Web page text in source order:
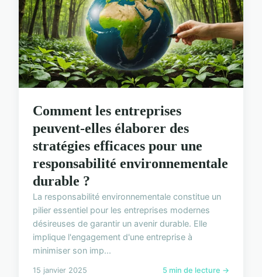
Comment les entreprises
peuvent-elles élaborer des
stratégies efficaces pour une
responsabilité environnementale
durable ?
La responsabilité environnementale constitue un
pilier essentiel pour les entreprises modernes
désireuses de garantir un avenir durable. Elle
implique l'engagement d'une entreprise à
minimiser son imp...
15 janvier 2025 5 min de lecture →